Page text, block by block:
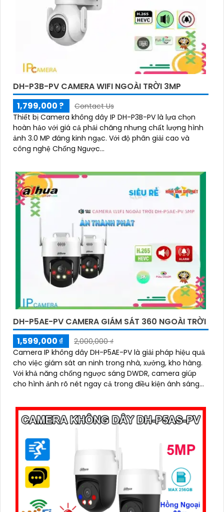
DH-P3B-PV CAMERA WIFI NGOÀI TRỜI 3MP
1,799,000 ?
Contact Us
Thiết bị Camera không dây IP DH-P3B-PV là lựa chọn
hoàn hảo với giá cả phải chăng nhưng chất lượng hình
ảnh 3.0 MP đáng kinh ngạc. Với độ phân giải cao và
công nghệ Chống Ngược...
DH-P5AE-PV CAMERA GIÁM SÁT 360 NGOÀI TRỜI
1,599,000 ₫
2,000,000 ₫
Camera IP không dây DH-P5AE-PV là giải pháp hiệu quả
cho việc giám sát an ninh trong nhà, xưởng, kho hàng.
Với khả năng chống ngược sáng DWDR, camera giúp
cho hình ảnh rõ nét ngay cả trong điều kiện ánh sáng